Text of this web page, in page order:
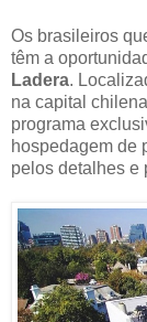
Os brasileiros
têm a
Ladera.
na capital
programa
hospedagem de
pelos detalhes e